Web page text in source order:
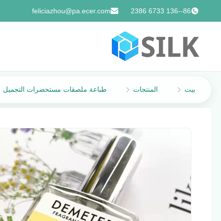
86--136 6733 2386
feliciazhou@pa.ecer.com
بيت المنتجات طباعة ملصقات مستحضرات التجميل